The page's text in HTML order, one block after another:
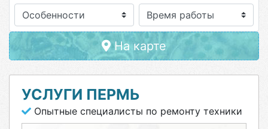
Особенности
На карте
УСЛУГИ ПЕРМЬ
Опытные специалисты по ремонту техники